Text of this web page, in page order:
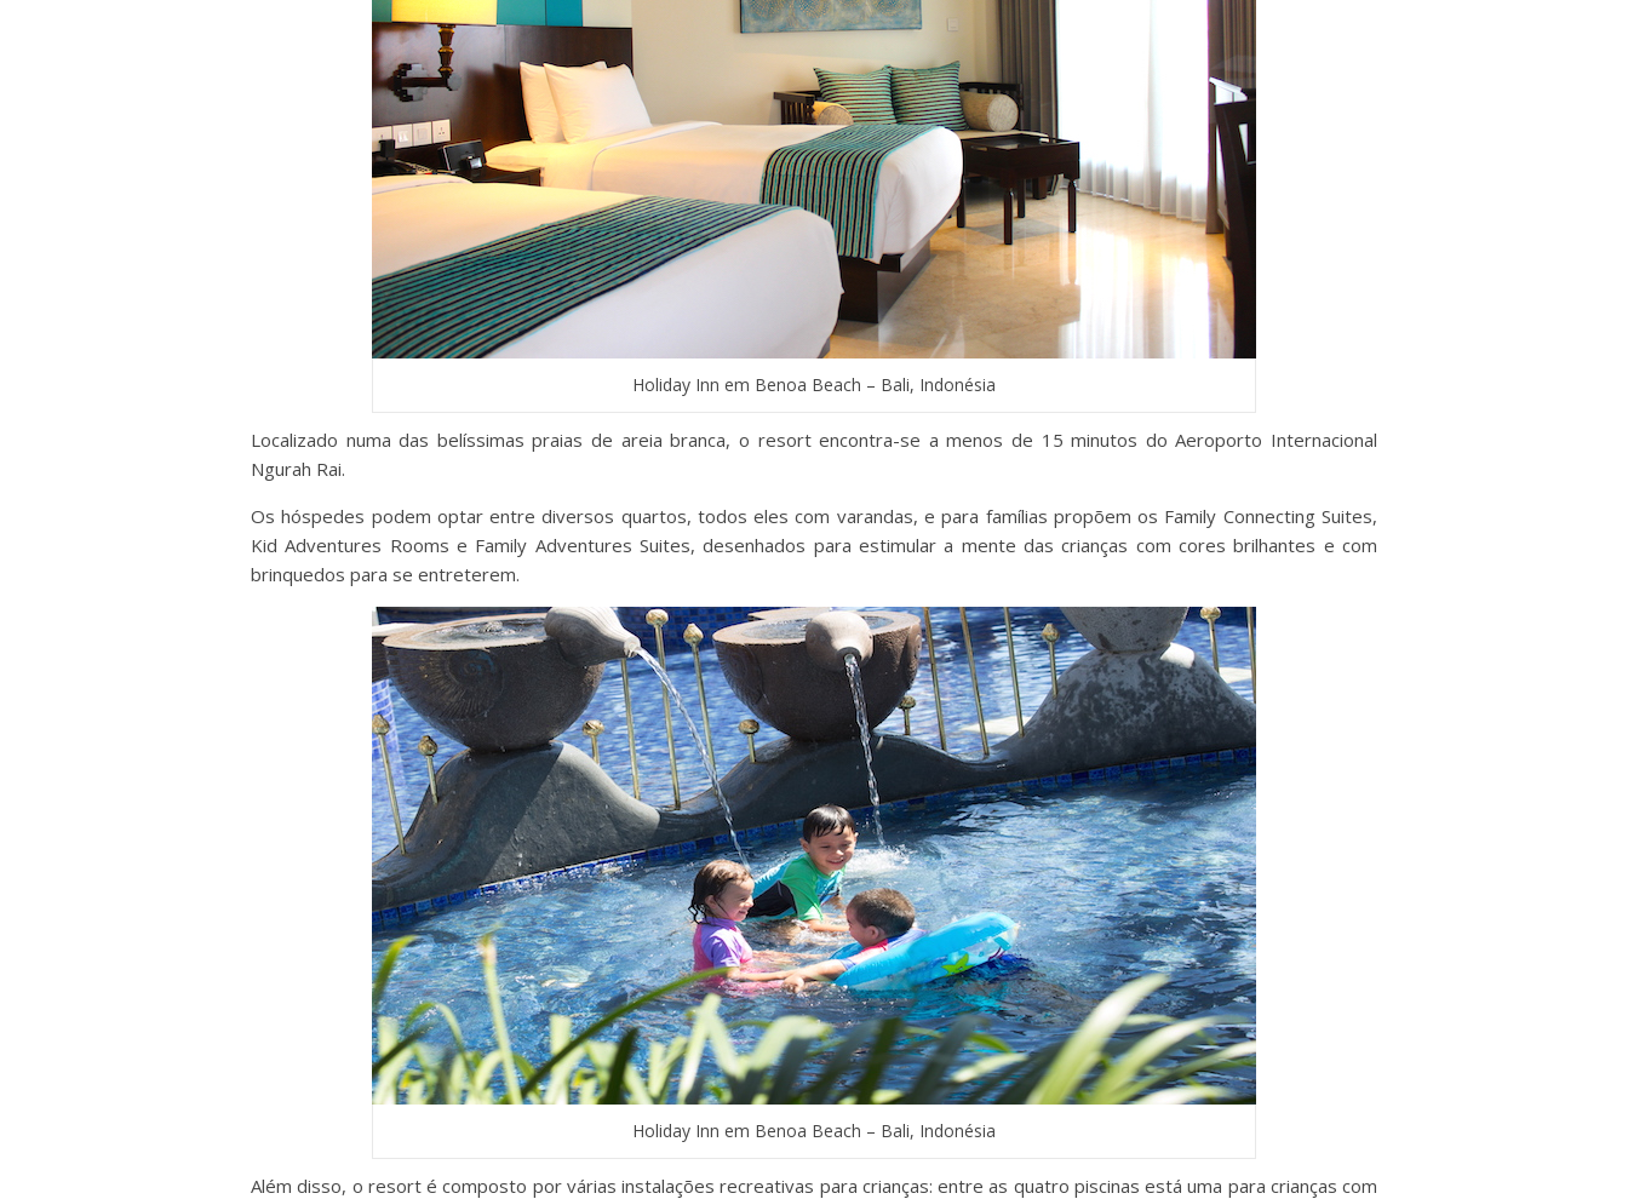
Holiday Inn em Benoa Beach – Bali, Indonésia
Localizado numa das belíssimas praias de areia branca, o resort encontra-se a menos de 15 minutos do Aeroporto Internacional
Ngurah Rai.
Os hóspedes podem optar entre diversos quartos, todos eles com varandas, e para famílias propõem os Family Connecting Suites,
Kid Adventures Rooms e Family Adventures Suites, desenhados para estimular a mente das crianças com cores brilhantes e com
brinquedos para se entreterem.
Holiday Inn em Benoa Beach – Bali, Indonésia
Além disso, o resort é composto por várias instalações recreativas para crianças: entre as quatro piscinas está uma para crianças com